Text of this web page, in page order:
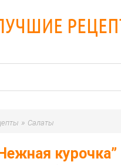
» Салаты
курочка”